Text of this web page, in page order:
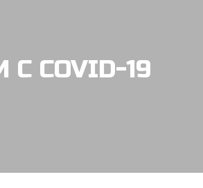
COVID-19